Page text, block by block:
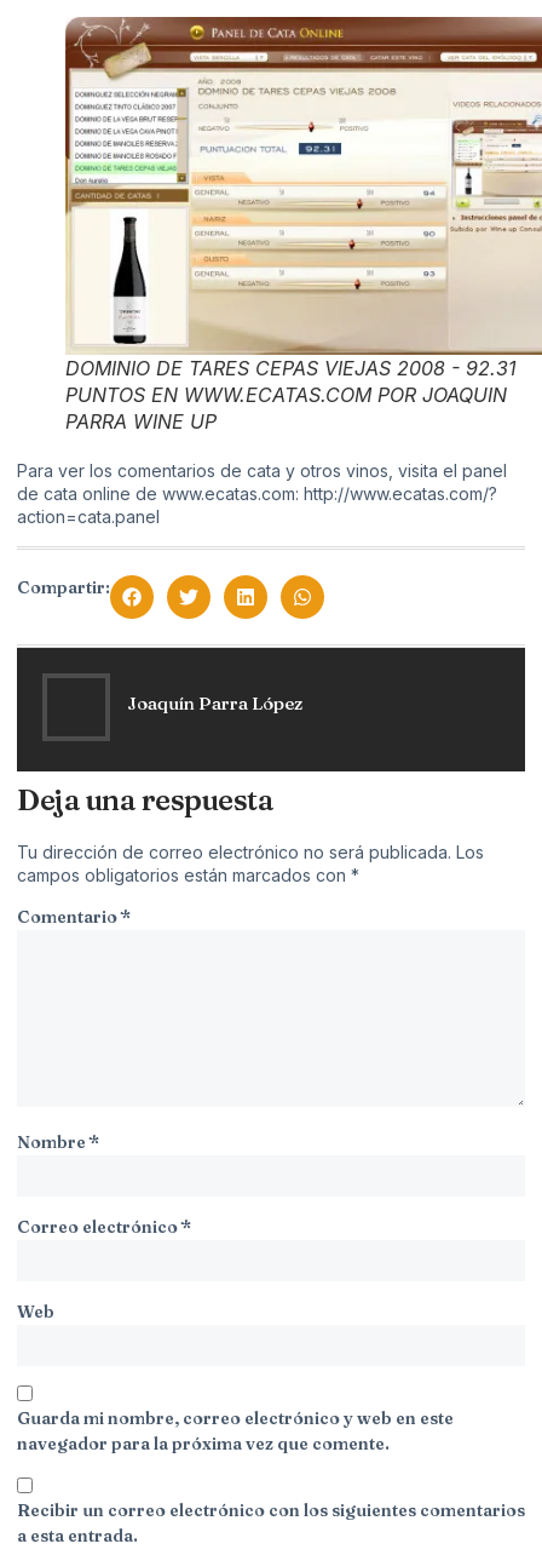
DOMINIO DE TARES CEPAS VIEJAS 2008 - 92.31
PUNTOS EN WWW.ECATAS.COM POR JOAQUIN
PARRA WINE UP
Para ver los comentarios de cata y otros vinos, visita el panel
de cata online de www.ecatas.com: http://www.ecatas.com/?
action=cata.panel
Compartir:
Joaquín Parra López
Deja una respuesta
Tu dirección de correo electrónico no será publicada. Los
campos obligatorios están marcados con *
Comentario*
Nombre*
Correo electrónico*
Web
Guarda mi nombre, correo electrónico y web en este
navegador para la próxima vez que comente.
Recibir un correo electrónico con los siguientes comentarios
a esta entrada.